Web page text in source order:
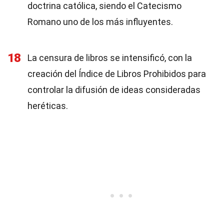
doctrina católica, siendo el Catecismo
Romano uno de los más influyentes.
18
La censura de libros se intensificó, con la
creación del Índice de Libros Prohibidos para
controlar la difusión de ideas consideradas
heréticas.